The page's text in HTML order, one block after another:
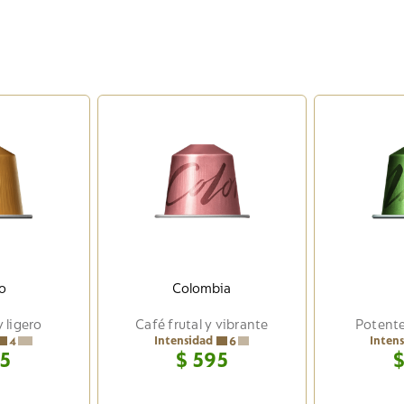
ligero
4
Colombia
Café frutal y vibrante
Intensidad 6
$ 595 $